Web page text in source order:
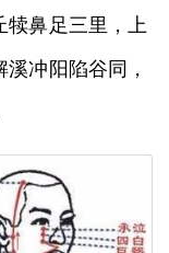
犊鼻足三里，上
冲阳陷谷同，